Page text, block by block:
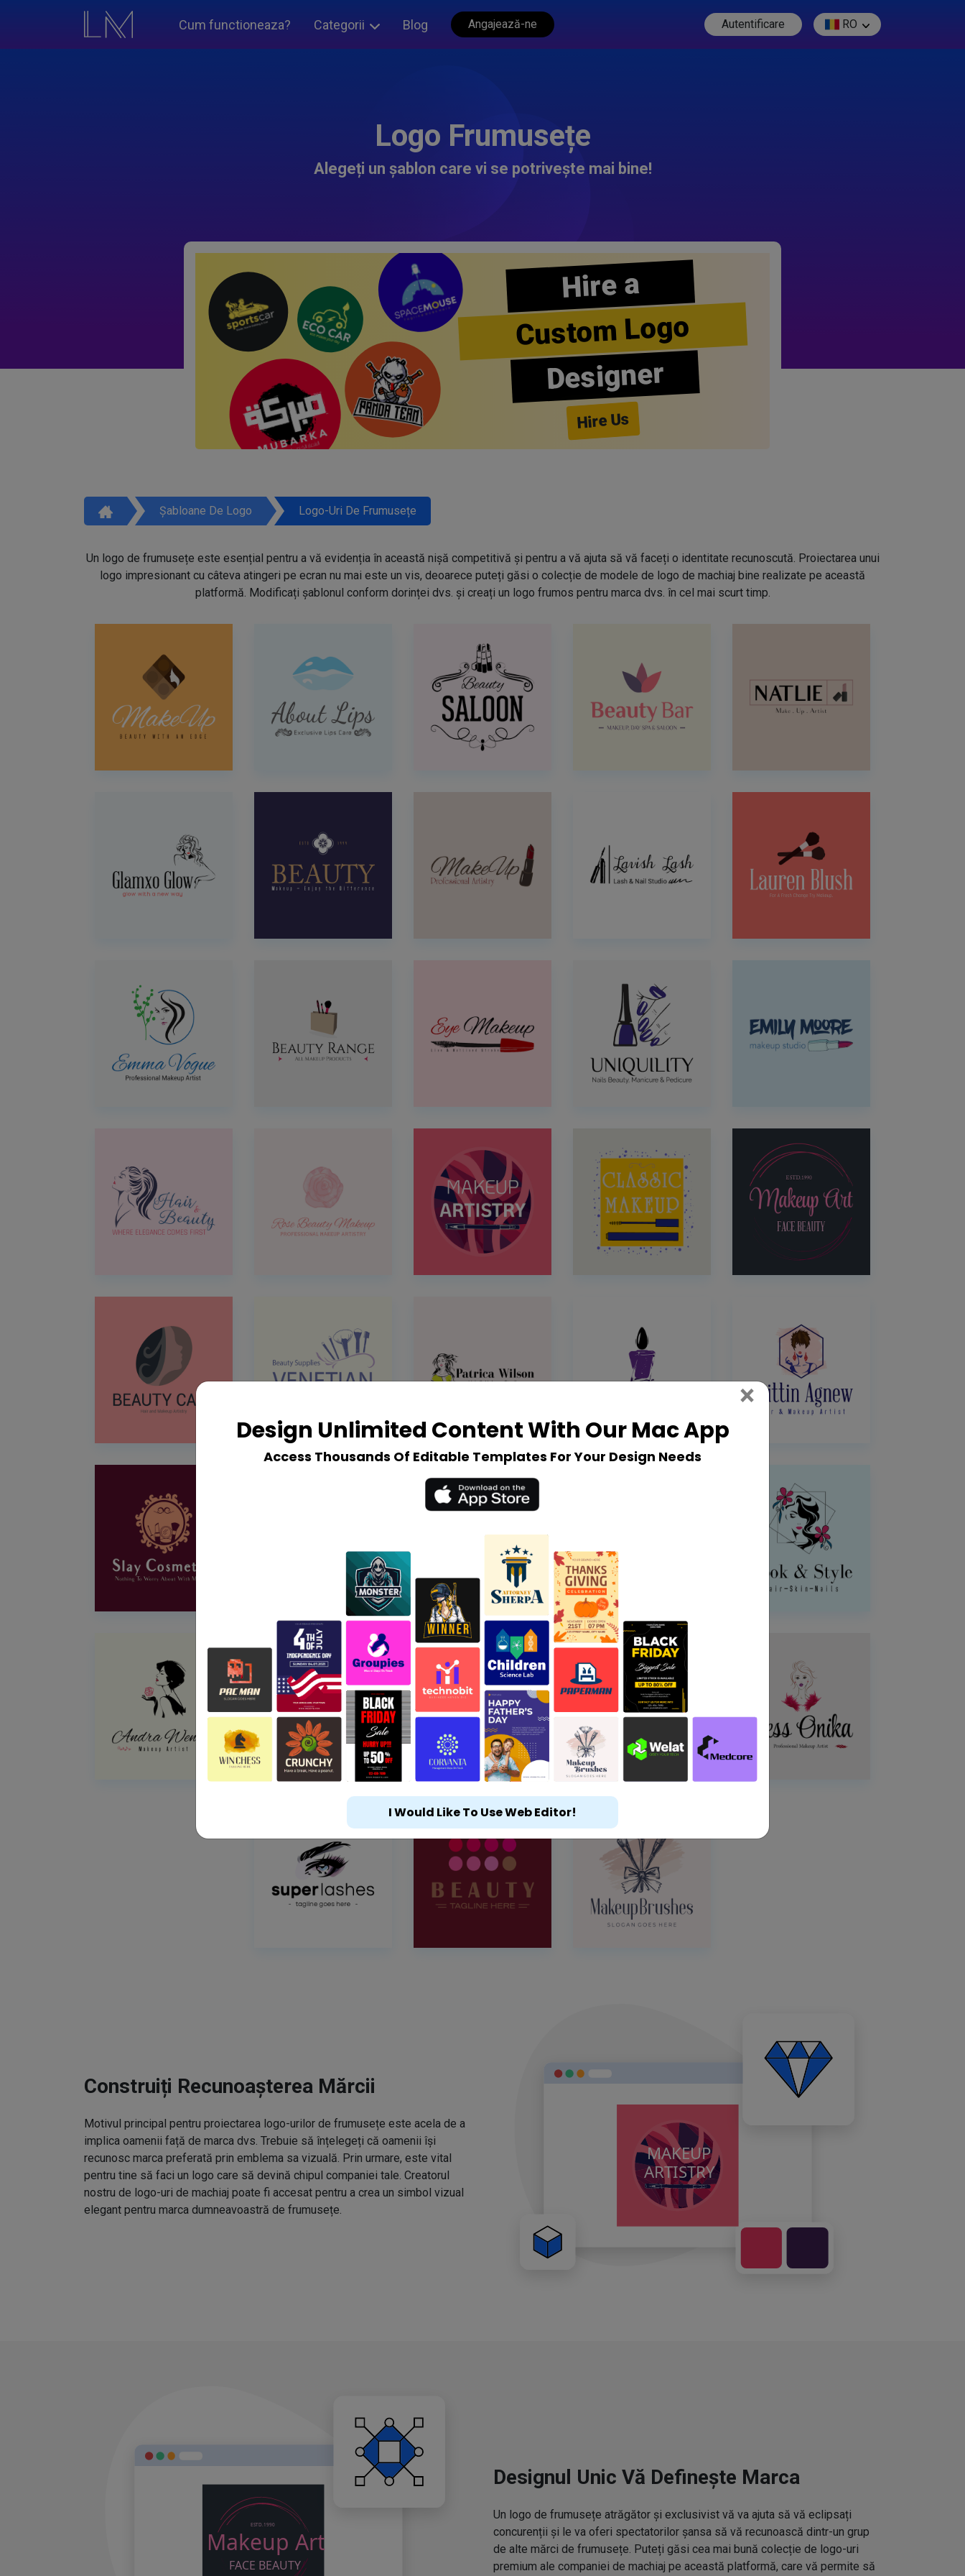
Cum functioneaza? Categorii Blog Angajează-ne Autentificare RO
Logo Frumusețe
Alegeți un șablon care vi se potrivește mai bine!
Hire a
Custom Logo
Designer
Hire Us
Șabloane De Logo Logo-Uri De Frumusețe
Un logo de frumusețe este esențial pentru a vă evidenția în această nișă competitivă și pentru a vă ajuta să vă faceți o identitate recunoscută. Proiectarea unui
logo impresionant cu câteva atingeri pe ecran nu mai este un vis, deoarece puteți găsi o colecție de modele de logo de machiaj bine realizate pe această
platformă. Modificați șablonul conform dorinței dvs. și creați un logo frumos pentru marca dvs. în cel mai scurt timp.
Construiți Recunoașterea Mărcii
Motivul principal pentru proiectarea logo-urilor de frumusețe este acela de a
implica oamenii față de marca dvs. Trebuie să înțelegeți că oamenii își
recunosc marca preferată prin emblema sa vizuală. Prin urmare, este vital
pentru tine să faci un logo care să devină chipul companiei tale. Creatorul
nostru de logo-uri de machiaj poate fi accesat pentru a crea un simbol vizual
elegant pentru marca dumneavoastră de frumusețe.
Designul Unic Vă Definește Marca
Un logo de frumusețe atrăgător și exclusivist vă va ajuta să vă eclipsați
concurenții și le va oferi spectatorilor șansa să vă recunoască dintr-un grup
de alte mărci de frumusețe. Puteți găsi cea mai bună colecție de logo-uri
premium ale companiei de machiaj pe această platformă, care vă permite să
Design Unlimited Content With Our Mac App
Access Thousands Of Editable Templates For Your Design Needs
× Close
I Would Like To Use Web Editor!